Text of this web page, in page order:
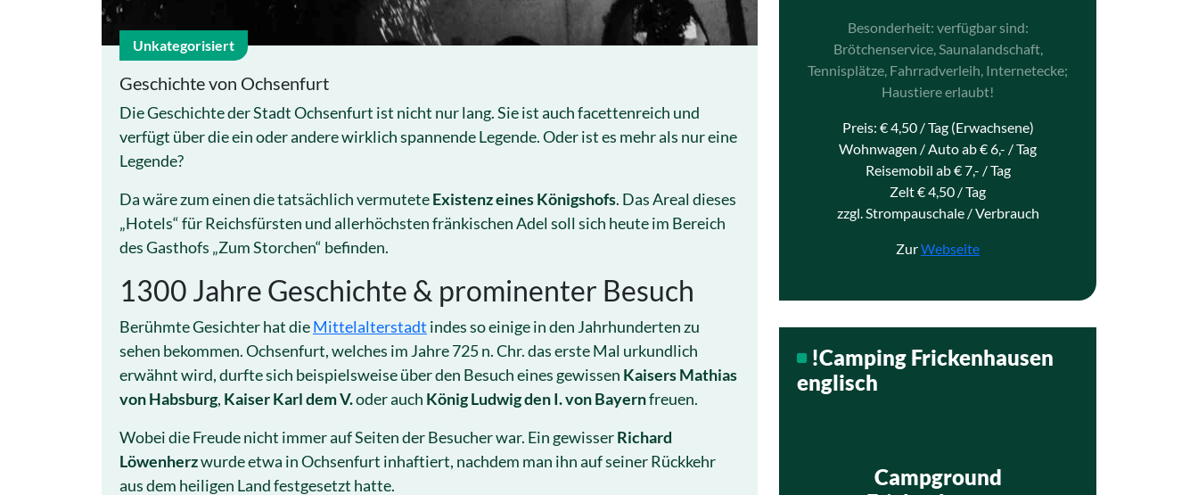
Unkategorisiert
Geschichte von Ochsenfurt
Die Geschichte der Stadt Ochsenfurt ist nicht nur lang. Sie ist auch facettenreich und
verfügt über die ein oder andere wirklich spannende Legende. Oder ist es mehr als nur eine
Legende?
Da wäre zum einen die tatsächlich vermuteteExistenz eines Königshofs. Das Areal dieses
„Hotels“ für Reichsfürsten und allerhöchsten fränkischen Adel soll sich heute im Bereich
des Gasthofs „Zum Storchen“ befinden.
1300 Jahre Geschichte & prominenter Besuch
Berühmte Gesichter hat dieMittelalterstadt indes so einige in den Jahrhunderten zu
sehen bekommen. Ochsenfurt, welches im Jahre 725 n. Chr. das erste Mal urkundlich
erwähnt wird, durfte sich beispielsweise über den Besuch eines gewissen Kaisers Mathias
von Habsburg, Kaiser Karl dem V.oder auch König Ludwig den I. von Bayernfreuen.
Wobei die Freude nicht immer auf Seiten der Besucher war. Ein gewisserRichard
Löwenherzwurde etwa in Ochsenfurt inhaftiert, nachdem man ihn auf seiner Rückkehr
aus dem heiligen Land festgesetzt hatte.
Besonderheit: verfügbar sind:
Brötchenservice, Saunalandschaft,
Tennisplätze, Fahrradverleih, Internetecke;
Haustiere erlaubt!
Preis: € 4,50 / Tag (Erwachsene)
Wohnwagen / Auto ab € 6,- / Tag
Reisemobil ab € 7,- / Tag
Zelt € 4,50 / Tag
zzgl. Strompauschale / Verbrauch
ZurWebseite
!Camping Frickenhausen
englisch
Campground